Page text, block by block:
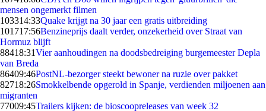
mensen ongemerkt filmen
103314:33Quake krijgt na 30 jaar een gratis uitbreiding
101717:56Benzineprijs daalt verder, onzekerheid over Straat van
Hormuz blijft
88418:31Vier aanhoudingen na doodsbedreiging burgemeester Depla
van Breda
86409:46PostNL-bezorger steekt bewoner na ruzie over pakket
82718:26Smokkelbende opgerold in Spanje, verdienden miljoenen aan
migranten
77009:45Trailers kijken: de bioscoopreleases van week 32